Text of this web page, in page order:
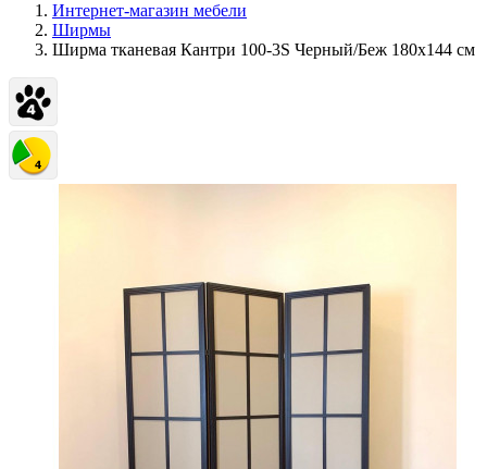
Интернет-магазин мебели
Ширмы
Ширма тканевая Кантри 100-3S Черный/Беж 180х144 см